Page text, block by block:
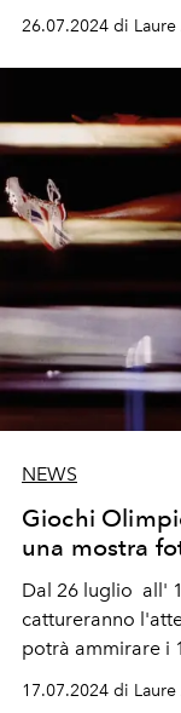
apertura
che vedrà
duetto
Giochi Olimpici
26.07.2024 di
NEWS
Giochi
una mostra
Dal 26 luglio all' 1
cattureranno
potrà ammirare i
nelle 44
17.07.2024 di